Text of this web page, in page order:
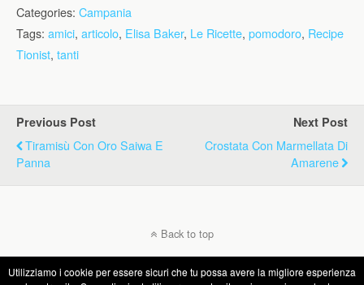
Categories: Campania
Tags: amici, articolo, Elisa Baker, Le Ricette, pomodoro, Recipe
Tionist, tanti
Previous Post
Tiramisù Con Oro Saiwa E
Panna
Next Post
Crostata Con Marmellata Di
Amarene
Back to top
Mobile Desktop
Utilizziamo i cookie per essere sicuri che tu possa avere la migliore esperienza